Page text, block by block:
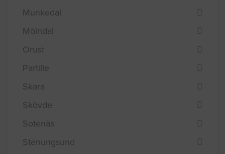
Munkedal
Mölndal
Orust
Partille
Skara
Skövde
Sotenäs
Stenungsund